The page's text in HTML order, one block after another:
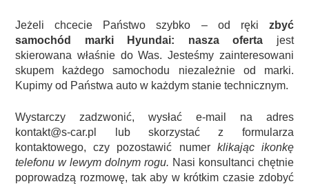
Jeżeli chcecie Państwo szybko – od ręki zbyć
samochód marki Hyundai: nasza oferta jest
skierowana właśnie do Was. Jesteśmy zainteresowani
skupem każdego samochodu niezależnie od marki.
Kupimy od Państwa auto w każdym stanie technicznym.
Wystarczy zadzwonić, wysłać e-mail na adres
kontakt@s-car.pl lub skorzystać z formularza
kontaktowego, czy pozostawić numer klikając ikonkę
telefonu w lewym dolnym rogu. Nasi konsultanci chętnie
poprowadzą rozmowę, tak aby w krótkim czasie zdobyć